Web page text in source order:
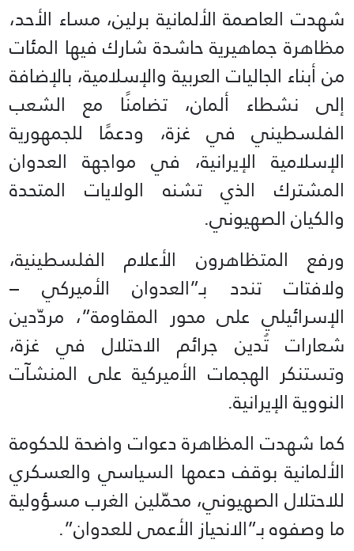
شهدت العاصمة الألمانية برلين، مساء الأحد،
مظاهرة جماهيرية حاشدة شارك فيها المئات
من أبناء الجاليات العربية والإسلامية، بالإضافة
إلى نشطاء ألمان، تضامنًا مع الشعب
الفلسطيني في غزة، ودعمًا للجمهورية
الإسلامية الإيرانية، في مواجهة العدوان
المشترك الذي تشنه الولايات المتحدة
والكيان الصهيوني.
ورفع المتظاهرون الأعلام الفلسطينية،
ولافتات تندد بـ”العدوان الأميركي –
الإسرائيلي على محور المقاومة”، مردّدين
شعارات تُدين جرائم الاحتلال في غزة،
وتستنكر الهجمات الأميركية على المنشآت
النووية الإيرانية.
كما شهدت المظاهرة دعوات واضحة للحكومة
الألمانية بوقف دعمها السياسي والعسكري
للاحتلال الصهيوني، محمّلين الغرب مسؤولية
ما وصفوه بـ”الانحياز الأعمى للعدوان”.